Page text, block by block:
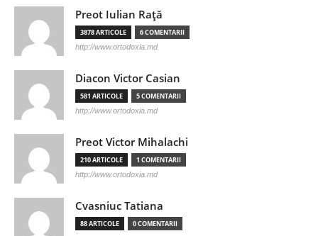
Preot Iulian Raţă
3878 ARTICOLE 6 COMENTARII
http://www.ortodoxia.md
Diacon Victor Casian
581 ARTICOLE 5 COMENTARII
http://www.ortodoxia.md
Preot Victor Mihalachi
210 ARTICOLE 1 COMENTARII
http://www.ortodoxia.md
Cvasniuc Tatiana
88 ARTICOLE 0 COMENTARII